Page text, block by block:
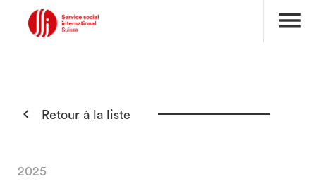
menu
 Retour à la liste
2025